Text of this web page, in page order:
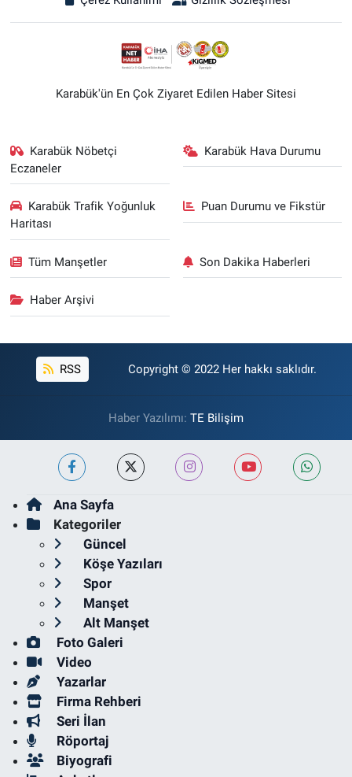
Karabük'ün En Çok Ziyaret Edilen Haber Sitesi
Karabük Nöbetçi
Eczaneler
Karabük Hava Durumu
Karabük Trafik Yoğunluk
Haritası
Puan Durumu ve Fikstür
Tüm Manşetler Son Dakika Haberleri
Haber Arşivi
RSS Copyright © 2022 Her hakkı saklıdır.
Haber Yazılımı: TE Bilişim
Ana Sayfa
Kategoriler
Güncel
Köşe Yazıları
Spor
Manşet
Alt Manşet
Foto Galeri
Video
Yazarlar
Firma Rehberi
Seri İlan
Röportaj
Biyografi